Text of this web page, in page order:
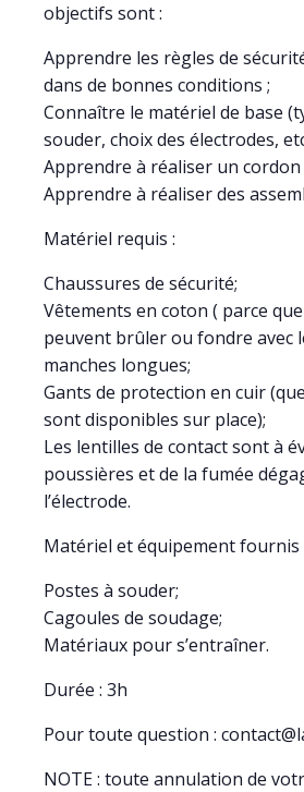
objectifs sont :
Apprendre les règles de
dans de bonnes conditions ;
Connaître le matériel de base
souder, choix des électrodes,
Apprendre à réaliser un cordon
Apprendre à réaliser des
Matériel requis :
Chaussures de sécurité;
Vêtements en coton ( parce
peuvent brûler ou fondre avec
manches longues;
Gants de protection en cuir
sont disponibles sur place);
Les lentilles de contact sont à
poussières et de la fumée
l’électrode.
Matériel et équipement fournis
Postes à souder;
Cagoules de soudage;
Matériaux pour s’entraîner.
Durée : 3h
Pour toute question :
NOTE : toute annulation de